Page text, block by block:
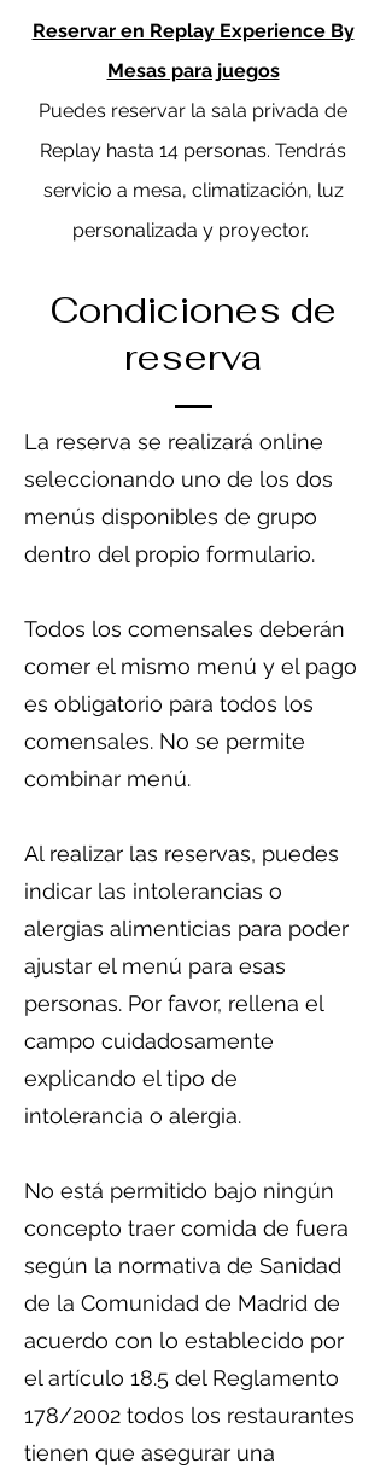
Reservar en Replay Experience By
Mesas para juegos
Puedes reservar la sala privada de
Replay hasta 14 personas. Tendrás
servicio a mesa, climatización, luz
personalizada y proyector.
Condiciones de
reserva
La reserva se realizará online
seleccionando uno de los dos
menús disponibles de grupo
dentro del propio formulario.
Todos los comensales deberán
comer el mismo menú y el pago
es obligatorio para todos los
comensales. No se permite
combinar menú.
Al realizar las reservas, puedes
indicar las intolerancias o
alergias alimenticias para poder
ajustar el menú para esas
personas. Por favor, rellena el
campo cuidadosamente
explicando el tipo de
intolerancia o alergia.
No está permitido bajo ningún
concepto traer comida de fuera
según la normativa de Sanidad
de la Comunidad de Madrid de
acuerdo con lo establecido por
el artículo 18.5 del Reglamento
178/2002 todos los restaurantes
tienen que asegurar una